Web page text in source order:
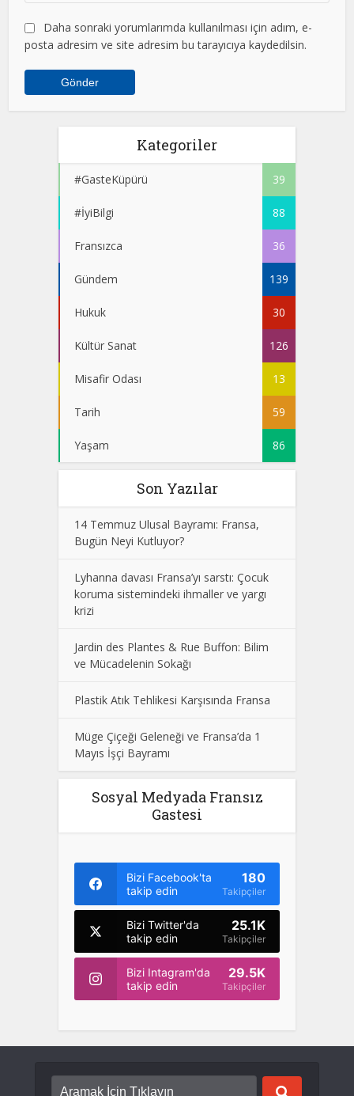
Daha sonraki yorumlarımda kullanılması için adım, e-
posta adresim ve site adresim bu tarayıcıya kaydedilsin.
Kategoriler
#GasteKüpürü 39
#İyiBilgi 88
Fransızca 36
Gündem 139
Hukuk 30
Kültür Sanat 126
Misafir Odası 13
Tarih 59
Yaşam 86
Son Yazılar
14 Temmuz Ulusal Bayramı: Fransa,
Bugün Neyi Kutluyor?
Lyhanna davası Fransa’yı sarstı: Çocuk
koruma sistemindeki ihmaller ve yargı
krizi
Jardin des Plantes & Rue Buffon: Bilim
ve Mücadelenin Sokağı
Plastik Atık Tehlikesi Karşısında Fransa
Müge Çiçeği Geleneği ve Fransa’da 1
Mayıs İşçi Bayramı
Sosyal Medyada Fransız
Gastesi
Bizi Facebook'ta
takip edin
180
Takipçiler
Bizi Twitter'da
takip edin
25.1K
Takipçiler
Bizi Intagram'da
takip edin
29.5K
Takipçiler